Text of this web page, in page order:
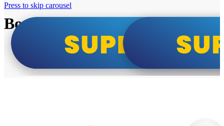
Bosch super cene
Press to skip carousel